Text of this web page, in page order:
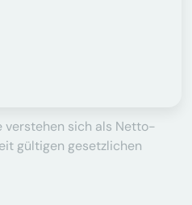
verstehen sich als Netto-
gültigen gesetzlichen